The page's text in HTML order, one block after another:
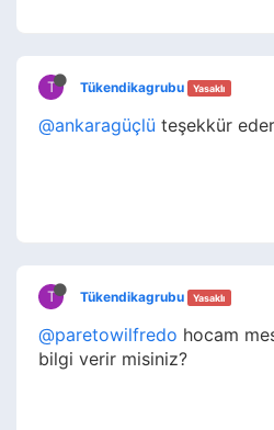
T Tükendikagrubu Yasaklı
@ankaragüçlü teşekkür
T Tükendikagrubu Yasaklı
@paretowilfredо hocam
bilgi verir misiniz?